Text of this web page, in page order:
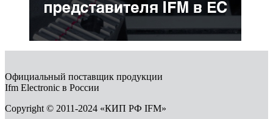
Официальный поставщик продукции
Ifm Electronic в России
Copyright © 2011-2024 «КИП РФ IFM»